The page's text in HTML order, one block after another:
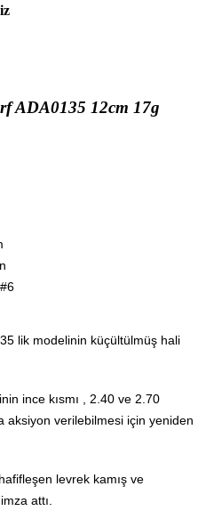
ADA0135 12cm 17g
lik modelinin küçültülmüş hali
ince kısmı , 2.40 ve 2.70
aksiyon verilebilmesi için yeniden
levrek kamış ve
attı.